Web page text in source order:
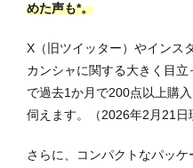
めた声も*。
X（旧ツイッター）やインス
カンシャに関する大きく目
で過去1か月で200点以上購
伺えます。（2026年2月21日
さらに、コンパクトなパッ